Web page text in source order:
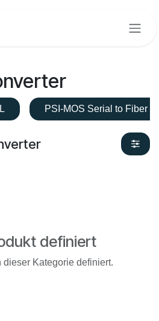
PSI-MOS Serial to Fiber
definiert
dieser Kategorie definiert.